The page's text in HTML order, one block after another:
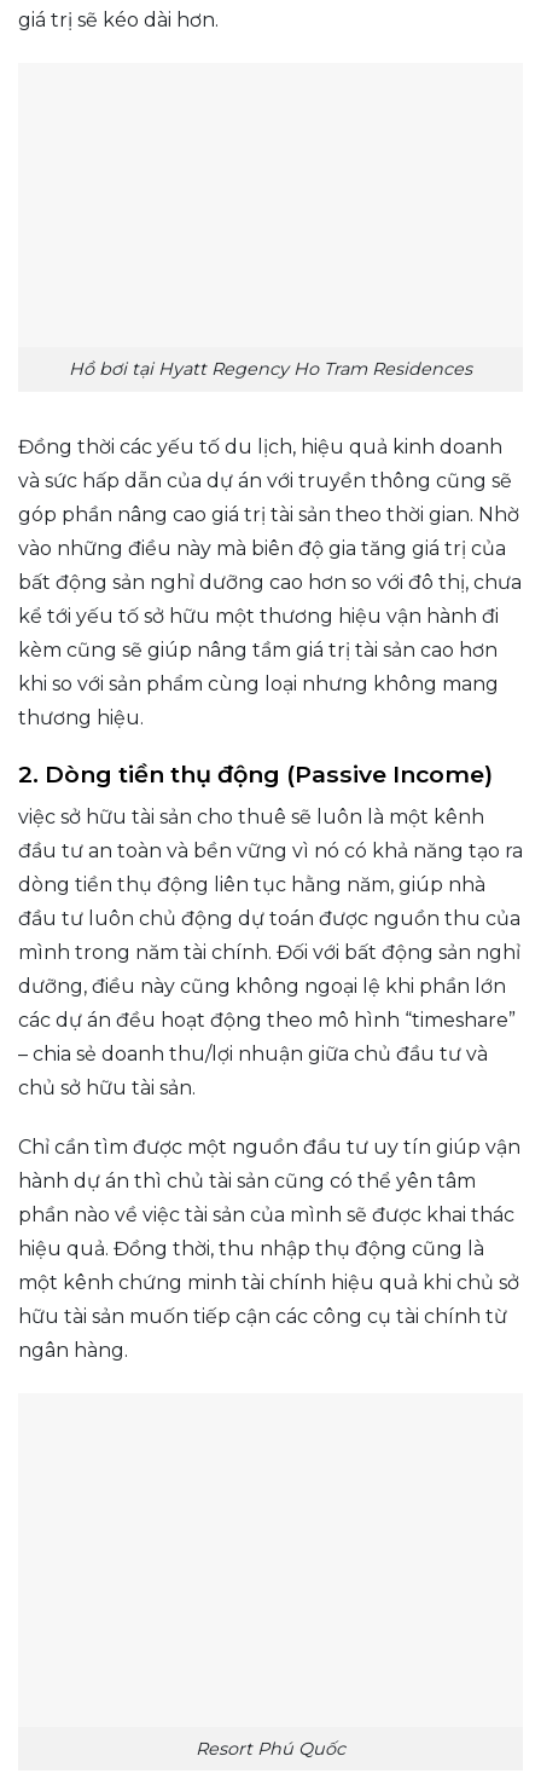
giá trị sẽ kéo dài hơn.
Hồ bơi tại Hyatt Regency Ho Tram Residences
Đồng thời các yếu tố du lịch, hiệu quả kinh doanh
và sức hấp dẫn của dự án với truyền thông cũng sẽ
góp phần nâng cao giá trị tài sản theo thời gian. Nhờ
vào những điều này mà biên độ gia tăng giá trị của
bất động sản nghỉ dưỡng cao hơn so với đô thị, chưa
kể tới yếu tố sở hữu một thương hiệu vận hành đi
kèm cũng sẽ giúp nâng tầm giá trị tài sản cao hơn
khi so với sản phẩm cùng loại nhưng không mang
thương hiệu.
2. Dòng tiền thụ động (Passive Income)
việc sở hữu tài sản cho thuê sẽ luôn là một kênh
đầu tư an toàn và bền vững vì nó có khả năng tạo ra
dòng tiền thụ động liên tục hằng năm, giúp nhà
đầu tư luôn chủ động dự toán được nguồn thu của
mình trong năm tài chính. Đối với bất động sản nghỉ
dưỡng, điều này cũng không ngoại lệ khi phần lớn
các dự án đều hoạt động theo mô hình “timeshare”
– chia sẻ doanh thu/lợi nhuận giữa chủ đầu tư và
chủ sở hữu tài sản.
Chỉ cần tìm được một nguồn đầu tư uy tín giúp vận
hành dự án thì chủ tài sản cũng có thể yên tâm
phần nào về việc tài sản của mình sẽ được khai thác
hiệu quả. Đồng thời, thu nhập thụ động cũng là
một kênh chứng minh tài chính hiệu quả khi chủ sở
hữu tài sản muốn tiếp cận các công cụ tài chính từ
ngân hàng.
Resort Phú Quốc